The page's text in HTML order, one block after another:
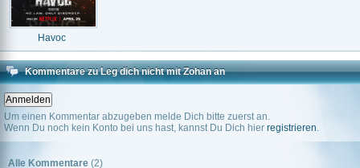
Havoc
Kommentare zu Leg dich nicht mit Zohan an
Um einen Kommentar abzugeben melde Dich bitte zuerst an.
Wenn Du noch kein Konto bei uns hast, kannst Du Dich hier registrieren.
Alle Kommentare (2)